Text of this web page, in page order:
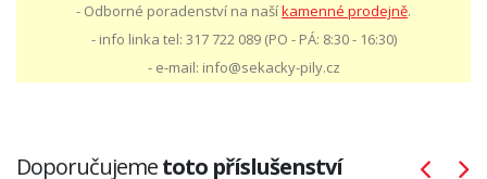
- Odborné poradenství na našíkamenné prodejně.
- info linka tel: 317 722 089 (PO - PÁ: 8:30 - 16:30)
- e-mail: info@sekacky-pily.cz
Doporučujemetoto příslušenství